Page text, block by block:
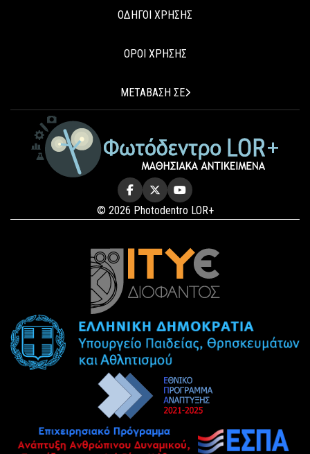
ΟΔΗΓΟΙ ΧΡΗΣΗΣ
ΟΡΟΙ ΧΡΗΣΗΣ
ΜΕΤΑΒΑΣΗ ΣΕ
© 2026 Photodentro LOR+